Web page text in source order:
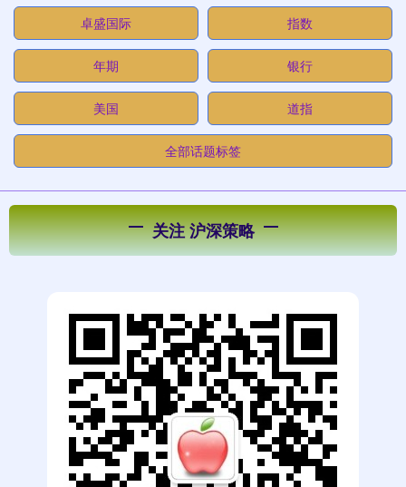
卓盛国际 指数
年期 银行
美国 道指
全部话题标签
关注 沪深策略